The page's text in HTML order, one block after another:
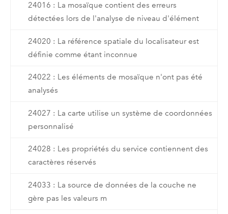
24016 : La mosaïque contient des erreurs
détectées lors de l'analyse de niveau d'élément
24020 : La référence spatiale du localisateur est
définie comme étant inconnue
24022 : Les éléments de mosaïque n'ont pas été
analysés
24027 : La carte utilise un système de coordonnées
personnalisé
24028 : Les propriétés du service contiennent des
caractères réservés
24033 : La source de données de la couche ne
gère pas les valeurs m